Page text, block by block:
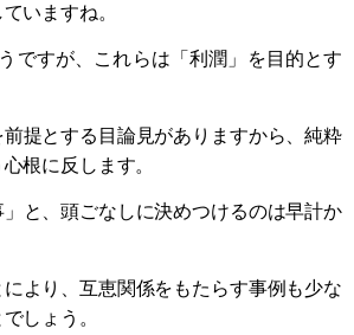
いますね。
ですが、これらは「利潤」を目的とす
前提とする目論見がありますから、純粋
根に反します。
と、頭ごなしに決めつけるのは早計か
より、互恵関係をもたらす事例も少な
しょう。